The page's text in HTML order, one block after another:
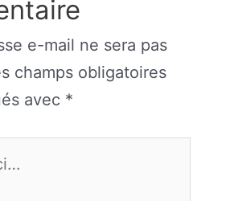
e-mail ne sera pas
champs obligatoires
avec *